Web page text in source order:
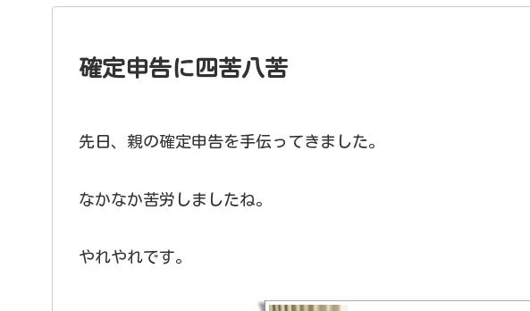
確定申告に四苦八苦
先日、親の確定申告を手伝ってきました。
なかなか苦労しましたね。
やれやれです。